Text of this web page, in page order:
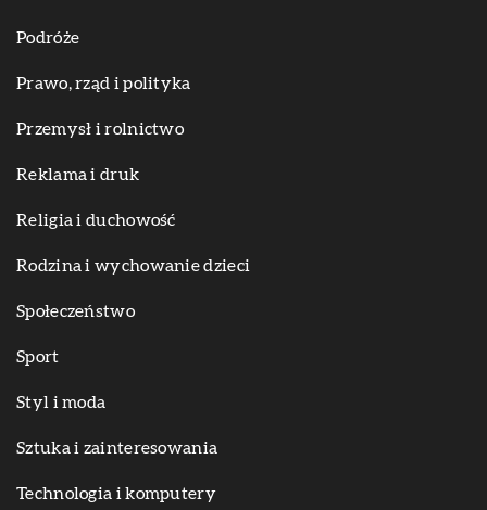
Podróże
Prawo, rząd i polityka
Przemysł i rolnictwo
Reklama i druk
Religia i duchowość
Rodzina i wychowanie dzieci
Społeczeństwo
Sport
Styl i moda
Sztuka i zainteresowania
Technologia i komputery